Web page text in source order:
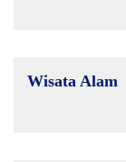
Wisata Alam